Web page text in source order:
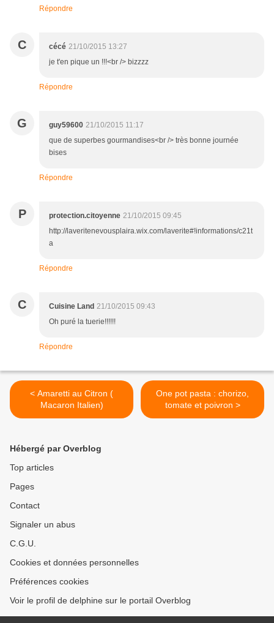
Répondre
C cécé 21/10/2015 13:27
je t'en pique un !!!<br /> bizzzz
Répondre
G guy59600 21/10/2015 11:17
que de superbes gourmandises<br /> très bonne journée
bises
Répondre
P protection.citoyenne 21/10/2015 09:45
http://laveritenevousplaira.wix.com/laverite#!informations/c21t
a
Répondre
C Cuisine Land 21/10/2015 09:43
Oh puré la tuerie!!!!!!
Répondre
< Amaretti au Citron (
Macaron Italien)
One pot pasta : chorizo,
tomate et poivron >
Hébergé par Overblog
Top articles
Pages
Contact
Signaler un abus
C.G.U.
Cookies et données personnelles
Préférences cookies
Voir le profil de delphine sur le portail Overblog